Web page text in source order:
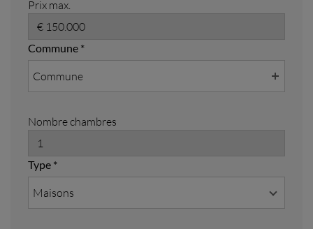
Prix max.
Commune
Commune *
Nombre chambres
Maisons
Type *